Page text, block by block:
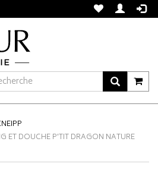
ET DOUCHE P'TIT DRAGON NATURE